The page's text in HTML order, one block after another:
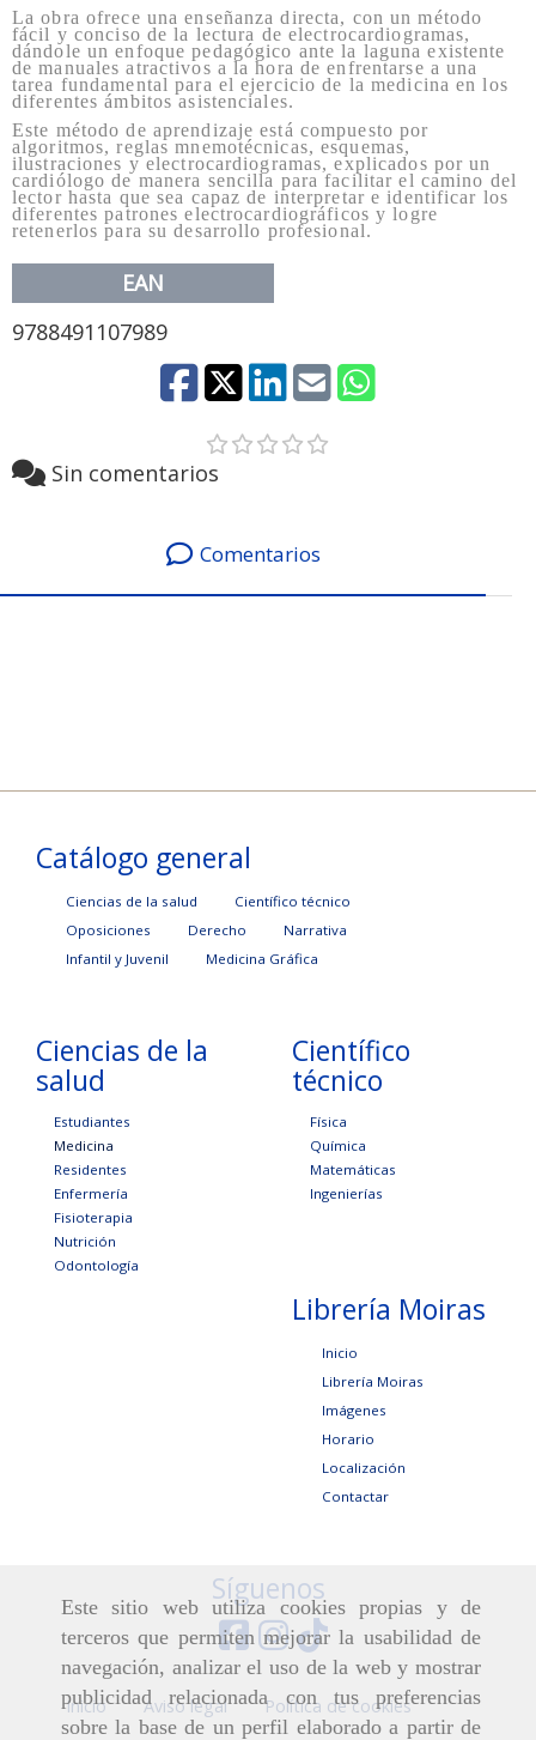
Este sitio web utiliza cookies propias y de
terceros que permiten mejorar la usabilidad de
navegación, analizar el uso de la web y mostrar
publicidad relacionada con tus preferencias
sobre la base de un perfil elaborado a partir de
La obra ofrece una enseñanza directa, con un método
fácil y conciso de la lectura de electrocardiogramas,
dándole un enfoque pedagógico ante la laguna existente
de manuales atractivos a la hora de enfrentarse a una
tarea fundamental para el ejercicio de la medicina en los
diferentes ámbitos asistenciales.
Este método de aprendizaje está compuesto por
algoritmos, reglas mnemotécnicas, esquemas,
ilustraciones y electrocardiogramas, explicados por un
cardiólogo de manera sencilla para facilitar el camino del
lector hasta que sea capaz de interpretar e identificar los
diferentes patrones electrocardiográficos y logre
retenerlos para su desarrollo profesional.
EAN
9788491107989
Sin comentarios
Comentarios
Catálogo general
Ciencias de la salud
Científico técnico
Oposiciones
Derecho
Narrativa
Infantil y Juvenil
Medicina Gráfica
Ciencias de la
salud
Estudiantes
Medicina
Residentes
Enfermería
Fisioterapia
Nutrición
Odontología
Científico
técnico
Física
Química
Matemáticas
Ingenierías
Librería Moiras
Inicio
Librería Moiras
Imágenes
Horario
Localización
Contactar
Síguenos
Inicio Aviso legal Política de cookies